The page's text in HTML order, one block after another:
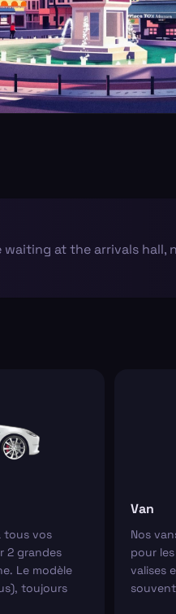
waiting at the arrivals
tous vos
2 grandes
Le modèle
toujours
Van
Nos
pour
valises